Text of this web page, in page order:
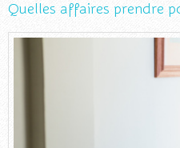
Quelles affaires prendre